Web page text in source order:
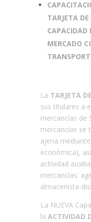
TARJETA
CAPACIDAD
MERCADO
La TARJETA
sus titulares a
mercancías de
mercancías se
ajena
económica),
actividad
mercancías:
almacenista-
La NUEVA
la ACTIVIDAD